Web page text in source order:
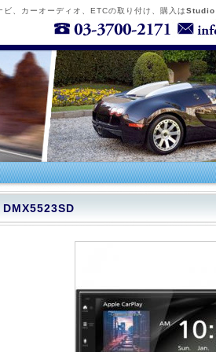
ビ、カーオーディオ、ETCの取り付け、購入はStudio
DMX5523SD